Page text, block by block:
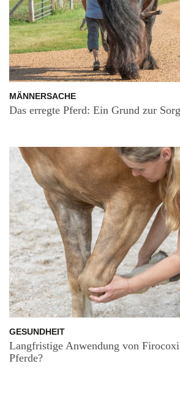
MÄNNERSACHE
Das erregte Pferd: Ein Grund zur
GESUNDHEIT
Langfristige Anwendung von
Pferde?